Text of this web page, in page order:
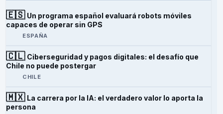
🇪🇸 Un programa español evaluará robots móviles
capaces de operar sin GPS
ESPAÑA
🇨🇱 Ciberseguridad y pagos digitales: el desafío que
Chile no puede postergar
CHILE
🇲🇽 La carrera por la IA: el verdadero valor lo aporta la
persona